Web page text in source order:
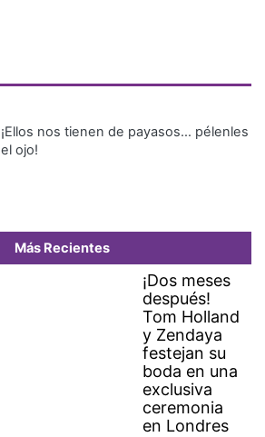
¡Ellos nos tienen de payasos… pélenles
el ojo!
Más Recientes
¡Dos meses
después!
Tom Holland
y Zendaya
festejan su
boda en una
exclusiva
ceremonia
en Londres